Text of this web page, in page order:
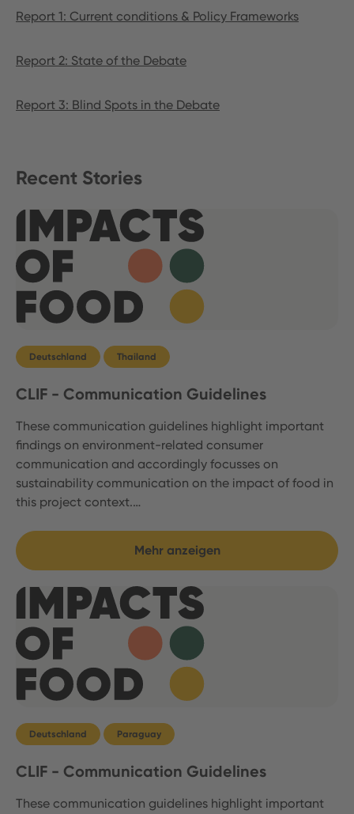
Report 1: Current conditions & Policy Frameworks
Report 2: State of the Debate
Report 3: Blind Spots in the Debate
Recent Stories
Deutschland Thailand
CLIF - Communication Guidelines
These communication guidelines highlight important
findings on environment-related consumer
communication and accordingly focusses on
sustainability communication on the impact of food in
this project context.…
Mehr anzeigen
Deutschland Paraguay
CLIF - Communication Guidelines
These communication guidelines highlight important